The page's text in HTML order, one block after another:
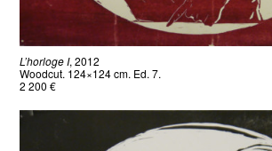
L’horloge I, 2012
Woodcut. 124×124 cm. Ed. 7.
2 200 €